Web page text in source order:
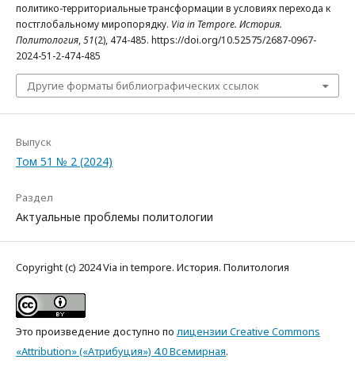
политико-территориальные трансформации в условиях перехода к
постглобальному миропорядку. Via in Tempore. История.
Политология,51(2), 474-485. https://doi.org/10.52575/2687-0967-
2024-51-2-474-485
Другие форматы библиографических ссылок
Выпуск
Том 51 № 2 (2024)
Раздел
Актуальные проблемы политологии
Copyright (c) 2024 Via in tempore. История. Политология
Это произведение доступно по лицензии Creative Commons
«Attribution» («Атрибуция») 4.0 Всемирная.